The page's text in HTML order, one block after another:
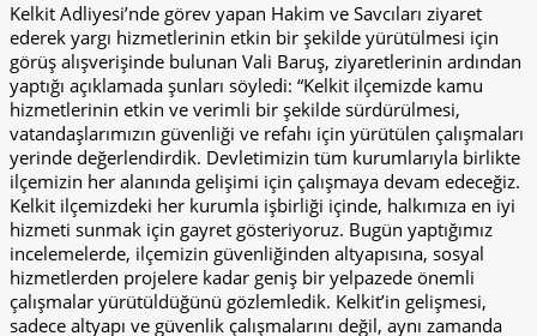
Kelkit Adliyesi’nde görev yapan Hakim ve Savcıları ziyaret
ederek yargı hizmetlerinin etkin bir şekilde yürütülmesi için
görüş alışverişinde bulunan Vali Baruş, ziyaretlerinin ardından
yaptığı açıklamada şunları söyledi: “Kelkit ilçemizde kamu
hizmetlerinin etkin ve verimli bir şekilde sürdürülmesi,
vatandaşlarımızın güvenliği ve refahı için yürütülen çalışmaları
yerinde değerlendirdik. Devletimizin tüm kurumlarıyla birlikte
ilçemizin her alanında gelişimi için çalışmaya devam edeceğiz.
Kelkit ilçemizdeki her kurumla işbirliği içinde, halkımıza en iyi
hizmeti sunmak için gayret gösteriyoruz. Bugün yaptığımız
incelemelerde, ilçemizin güvenliğinden altyapısına, sosyal
hizmetlerden projelere kadar geniş bir yelpazede önemli
çalışmalar yürütüldüğünü gözlemledik. Kelkit’in gelişmesi,
sadece altyapı ve güvenlik çalışmalarını değil, aynı zamanda